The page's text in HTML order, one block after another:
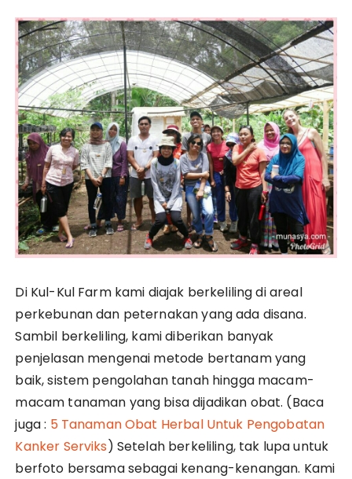
Di Kul-Kul Farm kami diajak berkeliling di areal
perkebunan dan peternakan yang ada disana.
Sambil berkeliling, kami diberikan banyak
penjelasan mengenai metode bertanam yang
baik, sistem pengolahan tanah hingga macam-
macam tanaman yang bisa dijadikan obat. (Baca
juga : 5 Tanaman Obat Herbal Untuk Pengobatan
Kanker Serviks) Setelah berkeliling, tak lupa untuk
berfoto bersama sebagai kenang-kenangan. Kami